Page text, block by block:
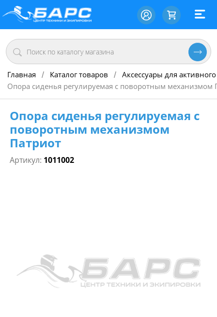
Главная / Каталог товаров / Аксессуары для
Опора сиденья регулируемая с поворотным механизмом
Опора сиденья регулируемая с
поворотным механизмом
Патриот
Артикул: 1011002